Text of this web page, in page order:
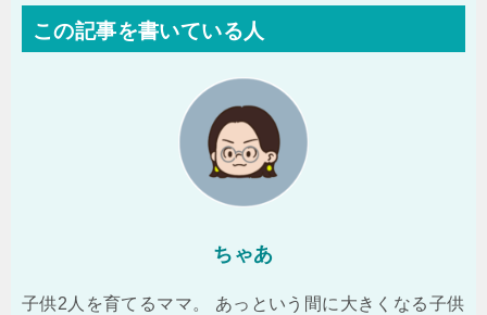
この記事を書いている人
ちゃあ
子供2人を育てるママ。 あっという間に大きくなる子供